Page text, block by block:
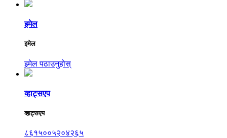
इमेल
इमेल
इमेल पठाउनुहोस्
व्हाट्सएप
व्हाट्सएप
८६१५००५२०४२६५